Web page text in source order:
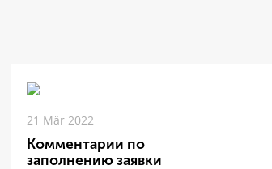
21 Mär 2022
Комментарии по
заполнению заявки